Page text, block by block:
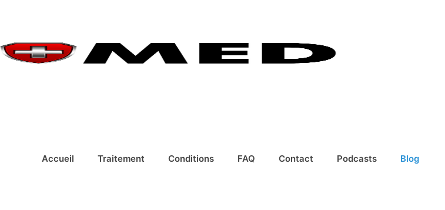
Accueil Traitement Conditions FAQ Contact Podcasts Blog